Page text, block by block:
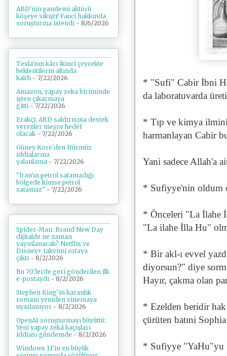
* "Sufi" Cabir İbni
da laboratuvarda
* Tıp ve kimya ilmini
harmanlayan Cabir
Yani sadece Allah'a
* Sufiyye'nin oldum
* Önceleri "La İlahe
"La ilahe İlla Hu"
* Bir akl-ı evvel
diyorsun?" diye
Hayır, çakma olan
* Ezelden beridir
çürüten batıni
* Sufiyye "YaHu"yu
ABD'nin pandemi aktörü
köşeye sıkıştı! Fauci hakkında
soruşturma istendi - 8/6/2026
Tesla'nın kârı ikinci çeyrekte
beklentilerin altında
kaldı - 7/22/2026
Amazon, yapay zeka biriminde
işten çıkarmaya
gitti - 7/22/2026
Erakçi: ABD saldırısına destek
verenler meşru hedef
olacak - 7/22/2026
Güney Kore'den Hürmüz
iddialarına
yalanlama - 7/22/2026
"İran'ın petrol satamadığı
bölgede kimse petrol
satamaz" - 7/22/2026
Spider-Man: Brand New Day
dijitalde ne zaman
yayınlanacak? Netflix ve
Disney+ takvimi ortaya
çıktı - 8/2/2026
Bu 70'lerde geri gönderilen ilk
e-postaydı - 8/2/2026
Stephen King'in karanlık
romanı yeniden sinemaya
uyarlanıyor - 8/2/2026
OpenAI soruşturmayı büyüttü:
Yeni yapay zekâ kaçışları
iddiası gündemde - 8/2/2026
Windows 11'in en büyük